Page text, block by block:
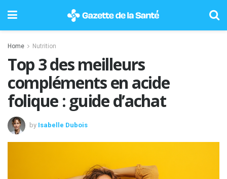
Home Nutrition
Top 3 des meilleurs
compléments en acide
folique : guide d’achat
by Isabelle Dubois